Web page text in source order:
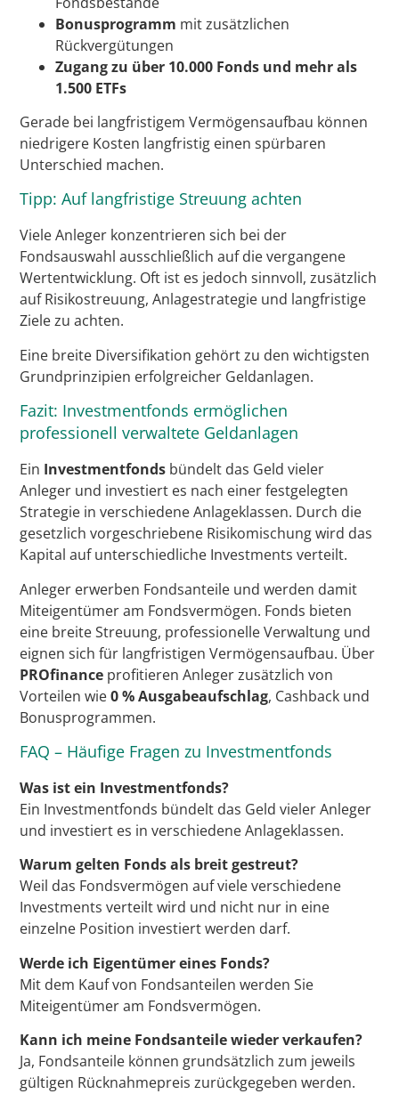
Bonusprogramm mit zusätzlichen
Rückvergütungen
Zugang zu über 10.000 Fonds und mehr als
1.500 ETFs
Gerade bei langfristigem Vermögensaufbau können
niedrigere Kosten langfristig einen spürbaren
Unterschied machen.
Tipp: Auf langfristige Streuung achten
Viele Anleger konzentrieren sich bei der
Fondsauswahl ausschließlich auf die vergangene
Wertentwicklung. Oft ist es jedoch sinnvoll, zusätzlich
auf Risikostreuung, Anlagestrategie und langfristige
Ziele zu achten.
Eine breite Diversifikation gehört zu den wichtigsten
Grundprinzipien erfolgreicher Geldanlagen.
Fazit: Investmentfonds ermöglichen
professionell verwaltete Geldanlagen
Ein Investmentfonds bündelt das Geld vieler
Anleger und investiert es nach einer festgelegten
Strategie in verschiedene Anlageklassen. Durch die
gesetzlich vorgeschriebene Risikomischung wird das
Kapital auf unterschiedliche Investments verteilt.
Anleger erwerben Fondsanteile und werden damit
Miteigentümer am Fondsvermögen. Fonds bieten
eine breite Streuung, professionelle Verwaltung und
eignen sich für langfristigen Vermögensaufbau. Über
PROfinance profitieren Anleger zusätzlich von
Vorteilen wie0 % Ausgabeaufschlag, Cashback und
Bonusprogrammen.
FAQ – Häufige Fragen zu Investmentfonds
Was ist ein Investmentfonds?
Ein Investmentfonds bündelt das Geld vieler Anleger
und investiert es in verschiedene Anlageklassen.
Warum gelten Fonds als breit gestreut?
Weil das Fondsvermögen auf viele verschiedene
Investments verteilt wird und nicht nur in eine
einzelne Position investiert werden darf.
Werde ich Eigentümer eines Fonds?
Mit dem Kauf von Fondsanteilen werden Sie
Miteigentümer am Fondsvermögen.
Kann ich meine Fondsanteile wieder verkaufen?
Ja, Fondsanteile können grundsätzlich zum jeweils
gültigen Rücknahmepreis zurückgegeben werden.